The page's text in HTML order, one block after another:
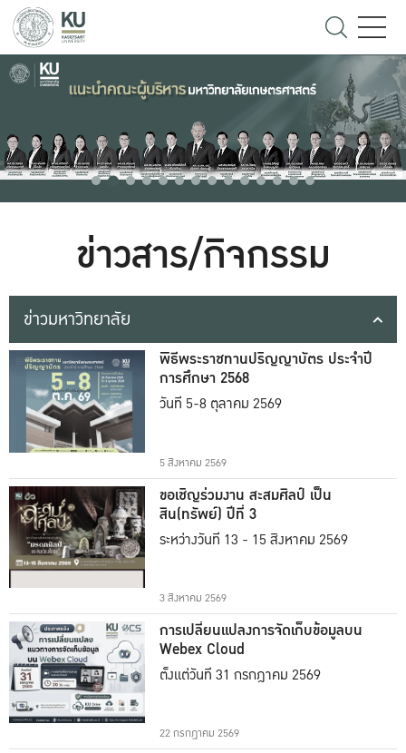
ข่าวสาร/กิจกรรม
ข่าวมหาวิทยาลัย
พิธีพระราชทานปริญญาบัตร ประจำปี
การศึกษา 2568
วันที่ 5-8 ตุลาคม 2569
5 สิงหาคม 2569
ขอเชิญร่วมงาน สะสมศิลป์ เป็น
สิน(ทรัพย์) ปีที่ 3
ระหว่างวันที่ 13 - 15 สิงหาคม 2569
3 สิงหาคม 2569
การเปลี่ยนแปลงการจัดเก็บข้อมูลบน
Webex Cloud
ตั้งแต่วันที่ 31 กรกฎาคม 2569
22 กรกฎาคม 2569